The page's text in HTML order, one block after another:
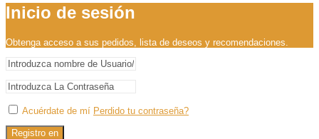
Inicio de sesión
Obtenga acceso a sus pedidos, lista de deseos y recomendaciones.
Acuérdate de mí Perdido tu contraseña?
Registro en